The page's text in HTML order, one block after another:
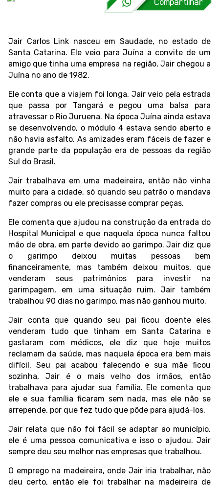
Jair Carlos Link nasceu em Saudade, no estado de
Santa Catarina. Ele veio para Juína a convite de um
amigo que tinha uma empresa na região, Jair chegou a
Juína no ano de 1982.
Ele conta que a viajem foi longa, Jair veio pela estrada
que passa por Tangará e pegou uma balsa para
atravessar o Rio Juruena. Na época Juína ainda estava
se desenvolvendo, o módulo 4 estava sendo aberto e
não havia asfalto. As amizades eram fáceis de fazer e
grande parte da população era de pessoas da região
Sul do Brasil.
Jair trabalhava em uma madeireira, então não vinha
muito para a cidade, só quando seu patrão o mandava
fazer compras ou ele precisasse comprar peças.
Ele comenta que ajudou na construção da entrada do
Hospital Municipal e que naquela época nunca faltou
mão de obra, em parte devido ao garimpo. Jair diz que
o garimpo deixou muitas pessoas bem
financeiramente, mas também deixou muitos, que
venderam seus patrimônios para investir na
garimpagem, em uma situação ruim. Jair também
trabalhou 90 dias no garimpo, mas não ganhou muito.
Jair conta que quando seu pai ficou doente eles
venderam tudo que tinham em Santa Catarina e
gastaram com médicos, ele diz que hoje muitos
reclamam da saúde, mas naquela época era bem mais
difícil. Seu pai acabou falecendo e sua mãe ficou
sozinha, Jair é o mais velho dos irmãos, então
trabalhava para ajudar sua família. Ele comenta que
ele e sua família ficaram sem nada, mas ele não se
arrepende, por que fez tudo que pôde para ajudá-los.
Jair relata que não foi fácil se adaptar ao município,
ele é uma pessoa comunicativa e isso o ajudou. Jair
sempre deu seu melhor nas empresas que trabalhou.
O emprego na madeireira, onde Jair iria trabalhar, não
deu certo, então ele foi trabalhar na madeireira de